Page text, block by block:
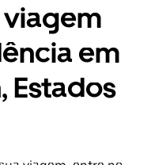
em
Estados